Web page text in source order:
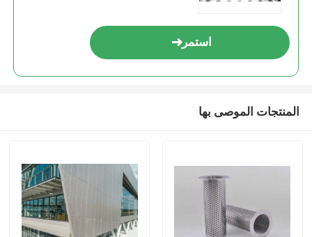
استمر
المنتجات الموصى بها